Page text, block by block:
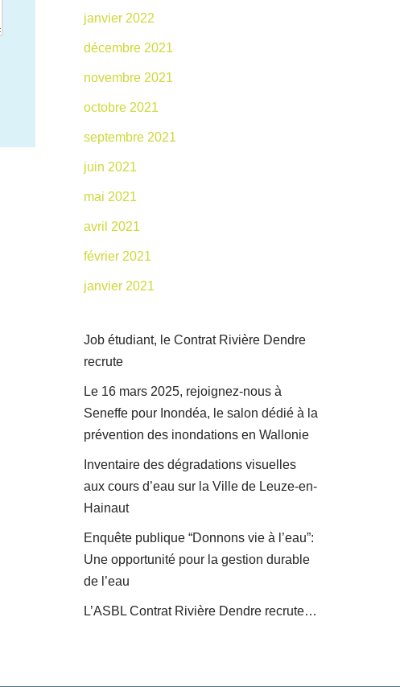
janvier 2022
décembre 2021
novembre 2021
octobre 2021
septembre 2021
juin 2021
mai 2021
avril 2021
février 2021
janvier 2021
Job étudiant, le Contrat Rivière Dendre
recrute
Le 16 mars 2025, rejoignez-nous à
Seneffe pour Inondéa, le salon dédié à la
prévention des inondations en Wallonie
Inventaire des dégradations visuelles
aux cours d’eau sur la Ville de Leuze-en-
Hainaut
Enquête publique “Donnons vie à l’eau”:
Une opportunité pour la gestion durable
de l’eau
L’ASBL Contrat Rivière Dendre recrute…